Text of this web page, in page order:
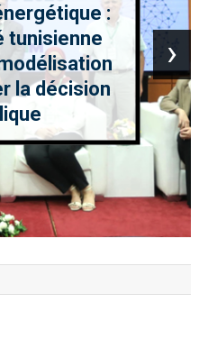
:
tunisienne
la décision
›